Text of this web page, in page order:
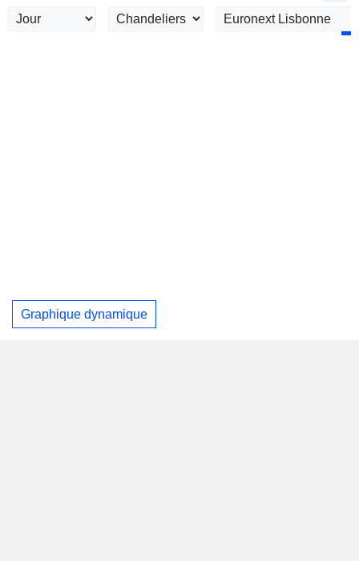
Graphique dynamique